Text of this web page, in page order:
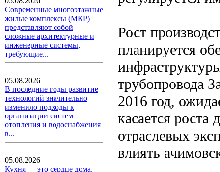
Современные многоэтажные
жилые комплексы (МКР)
представляют собой
сложные архитектурные и
инженерные системы,
требующие...
05.08.2026
В последние годы развитие
технологий значительно
изменило подходы к
организации систем
отопления и водоснабжения
в...
05.08.2026
Кухня — это сердце дома,
Рост
планируется
трубопровода
2016 год,
касается
отраслевых
влиять